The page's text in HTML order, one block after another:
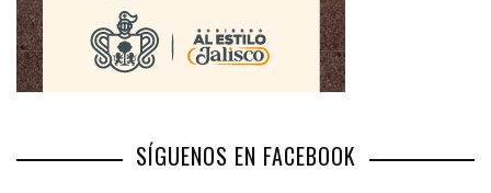
SÍGUENOS EN FACEBOOK